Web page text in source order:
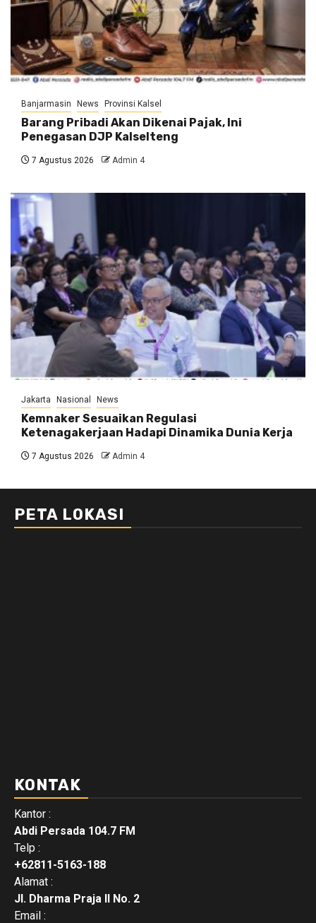
Banjarmasin News Provinsi Kalsel
Barang Pribadi Akan Dikenai Pajak, Ini
Penegasan DJP Kalselteng
7 Agustus 2026 Admin 4
Jakarta Nasional News
Kemnaker Sesuaikan Regulasi
Ketenagakerjaan Hadapi Dinamika Dunia Kerja
7 Agustus 2026 Admin 4
PETA LOKASI
KONTAK
Kantor :
Abdi Persada 104.7 FM
Telp :
+62811-5163-188
Alamat :
Jl. Dharma Praja II No. 2
Email :